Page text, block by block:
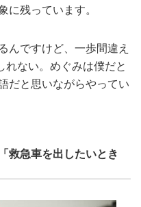
に残っています。
んですけど、一歩間違え
れない。めぐみは僕だと
だと思いながらやってい
救急車を出したいとき